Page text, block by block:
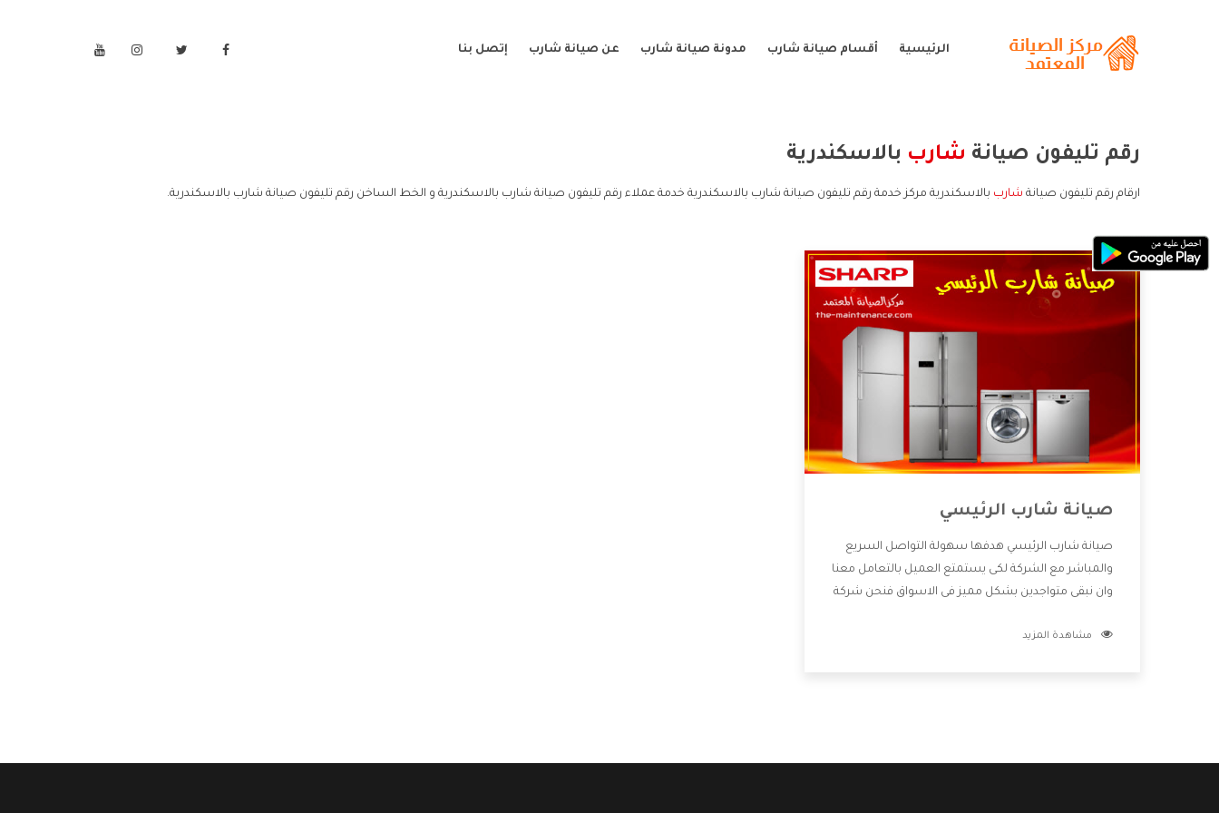
الرئيسية أقسام صيانة شارب مدونة صيانة شارب عن صيانة شارب إتصل بنا
رقم تليفون صيانة شارب بالاسكندرية
ارقام رقم تليفون صيانة شارب بالاسكندرية مركز خدمة رقم تليفون صيانة شارب بالاسكندرية خدمة عملاء رقم تليفون صيانة شارب بالاسكندرية و الخط الساخن رقم تليفون صيانة شارب بالاسكندرية.
صيانة شارب الرئيسي
صيانة شارب الرئيسي هدفها سهولة التواصل السريع
والمباشر مع الشركة لكى يستمتع العميل بالتعامل معنا
وان نبقى متواجدين بشكل مميز فى الاسواق فنحن شركة
بالخدمات التى تنفرد الشركة بها والتى تكون منها خدمة
مشاهدة المزيد